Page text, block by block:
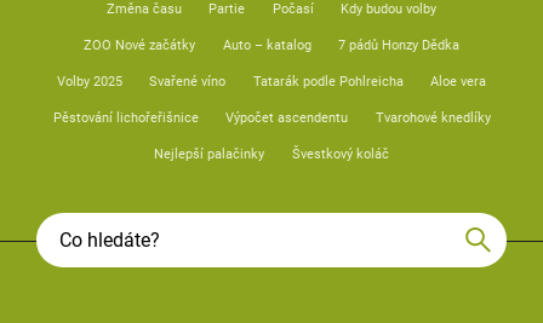
Změna času Partie Počasí Kdy budou volby
ZOO Nové začátky Auto – katalog 7 pádů Honzy Dědka
Volby 2025 Svařené víno Tatarák podle Pohlreicha Aloe vera
Pěstování lichořeřišnice Výpočet ascendentu Tvarohové knedlíky
Nejlepší palačinky Švestkový koláč